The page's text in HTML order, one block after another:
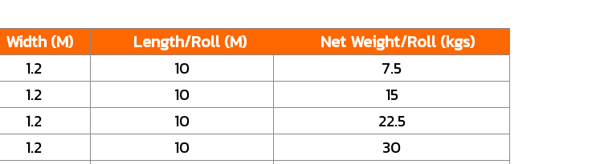
Width (M) Length/Roll (M)
Net Weight/Roll (kgs)
1.2 10
7.5
1.2 10
15
1.2 10
22.5
1.2 10
30